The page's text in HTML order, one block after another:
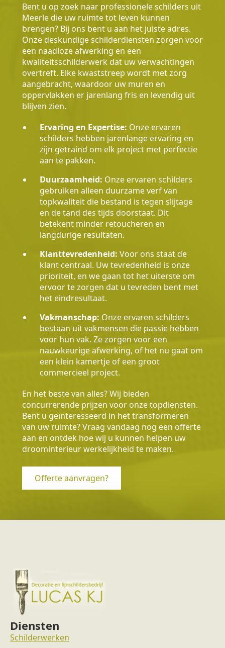
Bent u op zoek naar professionele schilders uit
Meerle die uw ruimte tot leven kunnen
brengen? Bij ons bent u aan het juiste adres.
Onze deskundige schilderdiensten zorgen voor
een naadloze afwerking en een
kwaliteitsschilderwerk dat uw verwachtingen
overtreft. Elke kwaststreep wordt met zorg
aangebracht, waardoor uw muren en
oppervlakken er jarenlang fris en levendig uit
blijven zien.
Ervaring en Expertise: Onze ervaren
schilders hebben jarenlange ervaring en
zijn getraind om elk project met perfectie
aan te pakken.
Duurzaamheid: Onze ervaren schilders
gebruiken alleen duurzame verf van
topkwaliteit die bestand is tegen slijtage
en de tand des tijds doorstaat. Dit
betekent minder retoucheren en
langdurige resultaten.
Klanttevredenheid: Voor ons staat de
klant centraal. Uw tevredenheid is onze
prioriteit, en we gaan tot het uiterste om
ervoor te zorgen dat u tevreden bent met
het eindresultaat.
Vakmanschap: Onze ervaren schilders
bestaan uit vakmensen die passie hebben
voor hun vak. Ze zorgen voor een
nauwkeurige afwerking, of het nu gaat om
een klein kamertje of een groot
commercieel project.
En het beste van alles? Wij bieden
concurrerende prijzen voor onze topdiensten.
Bent u geïnteresseerd in het transformeren
van uw ruimte? Vraag vandaag nog een offerte
aan en ontdek hoe wij u kunnen helpen uw
droominterieur werkelijkheid te maken.
Offerte aanvragen?
Diensten
Schilderwerken